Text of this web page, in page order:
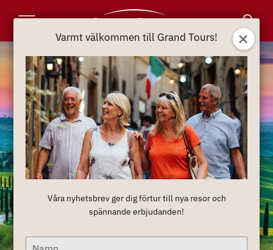
NavigationVarmt välkommen till Grand Tours!
Våra nyhetsbrev ger dig förtur till nya resor och
spännande erbjudanden!
Type